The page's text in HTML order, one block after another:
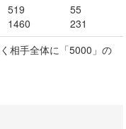
519
1460
55
231
相手全体に「5000」の